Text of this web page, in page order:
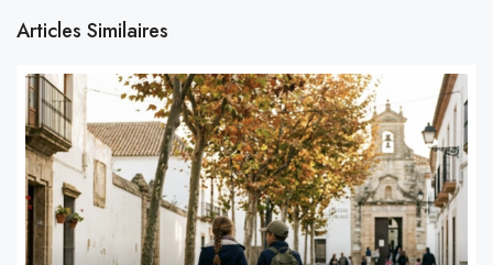
Articles Similaires